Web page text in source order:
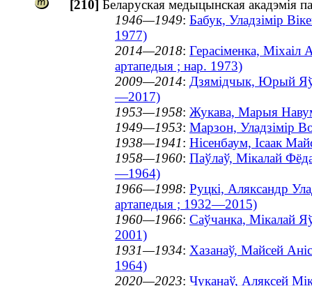
[210] Беларуская медыцынская акадэмія
1946—1949: Бабук, Уладзімір
1977)
2014—2018: Герасіменка, Міхаіл
артапедыя ; нар. 1973)
2009—2014: Дзямідчык, Юрый
—2017)
1953—1958: Жукава, Марыя
1949—1953: Марзон, Уладзімір
1938—1941: Нісенбаум, Ісаак
1958—1960: Паўлаў, Мікалай
—1964)
1966—1998: Руцкі, Аляксандр
артапедыя ; 1932—2015)
1960—1966: Саўчанка, Мікалай
2001)
1931—1934: Хазанаў, Майсей
1964)
2020—2023: Чуканаў, Аляксей